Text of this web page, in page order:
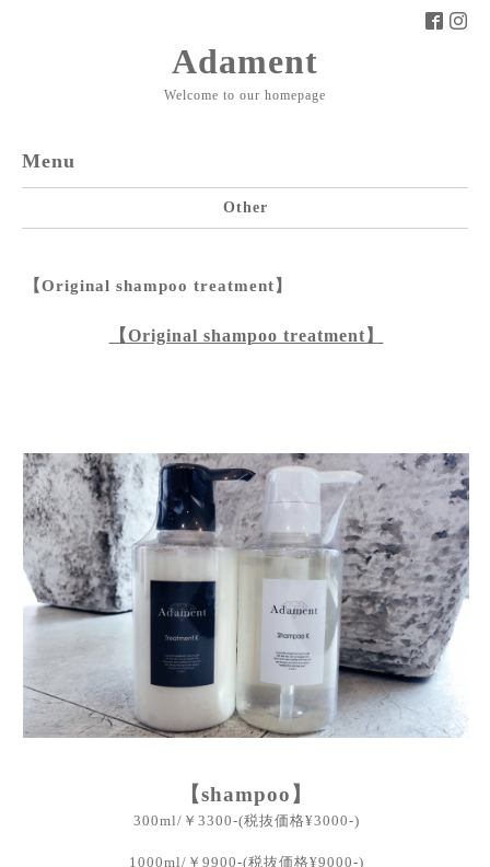
Adament
Welcome to our homepage
Menu
Other
【Original shampoo treatment】
【Original shampoo treatment】
【shampoo】
300ml/￥3300-(税抜価格¥3000-)
1000ml/￥9900-(税抜価格¥9000-)